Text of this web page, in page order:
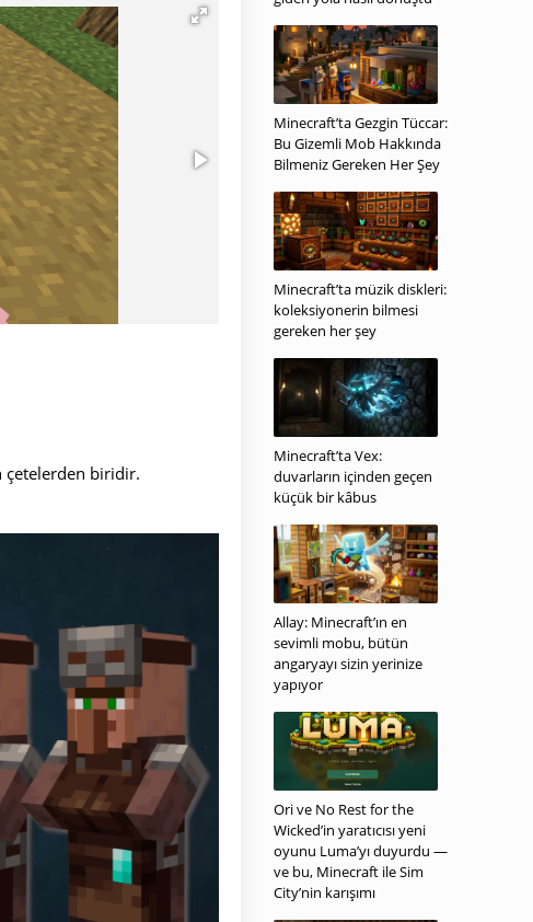
çetelerden biridir.
Minecraft’ta Gezgin Tüccar:
Bu Gizemli Mob Hakkında
Bilmeniz Gereken Her Şey
Minecraft’ta müzik diskleri:
koleksiyonerin bilmesi
gereken her şey
Minecraft’ta Vex:
duvarların içinden geçen
küçük bir kâbus
Allay: Minecraft’ın en
sevimli mobu, bütün
angaryayı sizin yerinize
yapıyor
Ori ve No Rest for the
Wicked’in yaratıcısı yeni
oyunu Luma’yı duyurdu —
ve bu, Minecraft ile Sim
City’nin karışımı